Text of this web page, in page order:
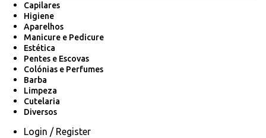
Capilares
Higiene
Aparelhos
Manicure e Pedicure
Estética
Pentes e Escovas
Colónias e Perfumes
Barba
Limpeza
Cutelaria
Diversos
Login / Register